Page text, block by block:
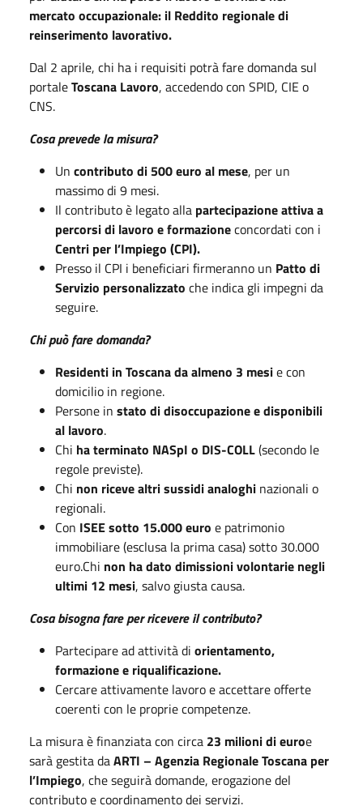
mercato occupazionale: il Reddito regionale di
reinserimento lavorativo.
Dal 2 aprile, chi ha i requisiti potrà fare domanda sul
portaleToscana Lavoro, accedendo con SPID, CIE o
CNS.
Cosa prevede la misura?
Un contributo di 500 euro al mese, per un
massimo di 9 mesi.
Il contributo è legato alla partecipazione attiva a
percorsi di lavoro e formazioneconcordati con i
Centri per l’Impiego (CPI).
Presso il CPI i beneficiari firmeranno un Patto di
Servizio personalizzato che indica gli impegni da
seguire.
Chi può fare domanda?
Residenti in Toscana da almeno 3 mesie con
domicilio in regione.
Persone in stato di disoccupazione e disponibili
al lavoro.
Chi ha terminato NASpI o DIS-COLL(secondo le
regole previste).
Chi non riceve altri sussidi analoghi nazionali o
regionali.
Con ISEE sotto 15.000 euro e patrimonio
immobiliare (esclusa la prima casa) sotto 30.000
euro.Chi non ha dato dimissioni volontarie negli
ultimi 12 mesi, salvo giusta causa.
Cosa bisogna fare per ricevere il contributo?
Partecipare ad attività di orientamento,
formazione e riqualificazione.
Cercare attivamente lavoro e accettare offerte
coerenti con le proprie competenze.
La misura è finanziata con circa 23 milioni di euroe
sarà gestita daARTI – Agenzia Regionale Toscana per
l’Impiego, che seguirà domande, erogazione del
contributo e coordinamento dei servizi.